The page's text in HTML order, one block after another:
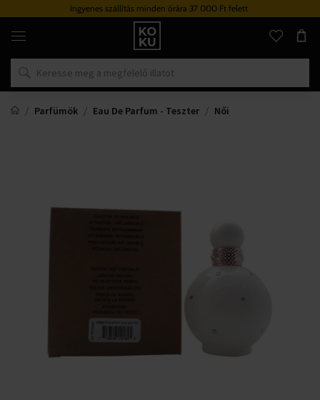
Ingyenes szállítás minden órára 37 000 Ft felett
Eredeti
parfümök
órák
egy
Parfümök Eau De Parfum - Teszter Női